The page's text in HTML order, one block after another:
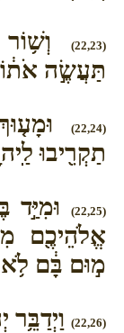
(22,23)
תַּעֲשֶׂ֣ה אֹת֔וֹ
(22,24)
תַקְרִ֖יבוּ
(22,25)
וּמִיַּ֣ד
אֱלֹהֵיכֶ֖ם
מ֣וּם בָּ֔ם לֹ֥א
(22,26)